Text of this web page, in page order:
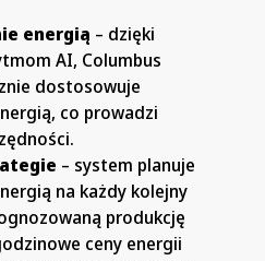
energią – dzięki
AI, Columbus
dostosowuje
co prowadzi
– system planuje
na każdy kolejny
produkcję
ceny energii